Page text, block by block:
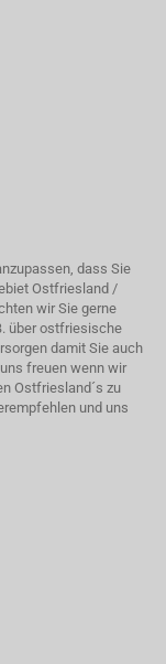
dass Sie
Ostfriesland /
wir Sie gerne
über ostfriesische
damit Sie auch
freuen wenn wir
Ostfriesland´s zu
und uns